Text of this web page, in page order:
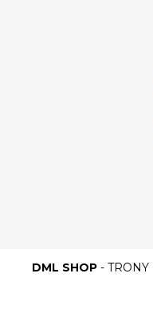
DML SHOP -